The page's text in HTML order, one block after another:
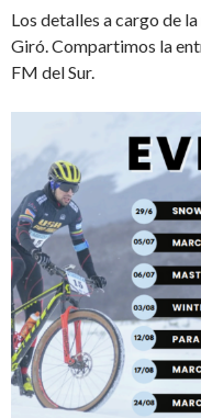
Los detalles a cargo de
Giró. Compartimos la
FM del Sur.